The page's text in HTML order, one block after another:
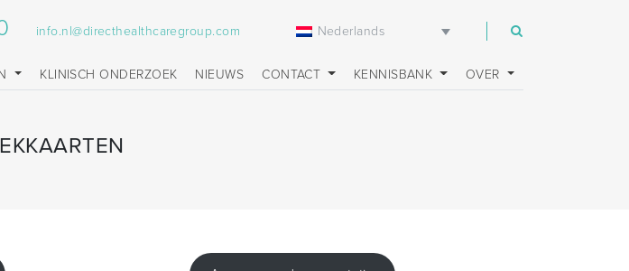
info.nl@directhealthcaregroup.com Nederlands
KLINISCH ONDERZOEK NIEUWS CONTACT KENNISBANK OVER